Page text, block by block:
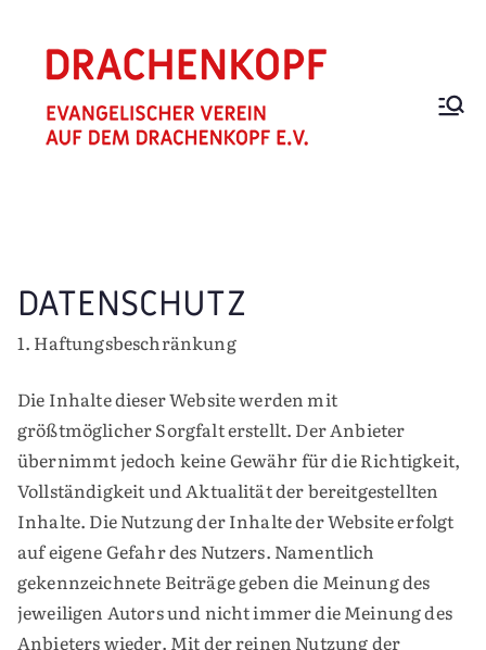
Inhalt
springen
Trägerverei
DATENSCHUTZ
1. Haftungsbeschränkung
Die Inhalte dieser Website werden mit
größtmöglicher Sorgfalt erstellt. Der Anbieter
übernimmt jedoch keine Gewähr für die Richtigkeit,
Vollständigkeit und Aktualität der bereitgestellten
Inhalte. Die Nutzung der Inhalte der Website erfolgt
auf eigene Gefahr des Nutzers. Namentlich
gekennzeichnete Beiträge geben die Meinung des
jeweiligen Autors und nicht immer die Meinung des
Anbieters wieder. Mit der reinen Nutzung der